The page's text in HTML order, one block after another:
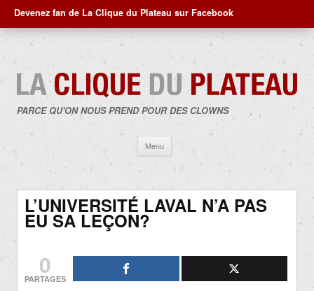
Devenez fan de La Clique du Plateau sur Facebook
PARCE QU'ON NOUS PREND POUR DES CLOWNS
Menu
contenu
L’UNIVERSITÉ LAVAL N’A PAS
EU SA LEÇON?
0
PARTAGES